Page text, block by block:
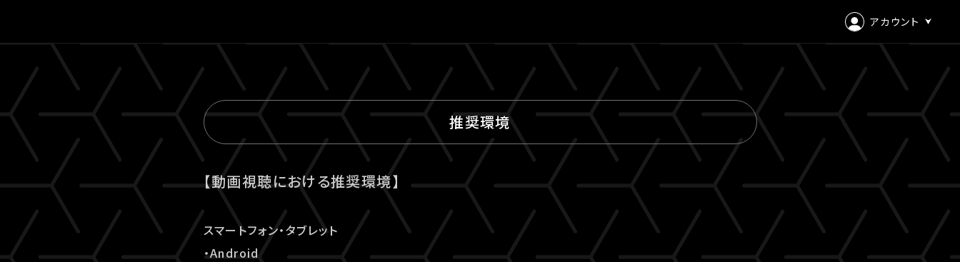
アカウント
ログイン
会員登録
推奨環境
【動画視聴における推奨環境】
スマートフォン・タブレット
・Android